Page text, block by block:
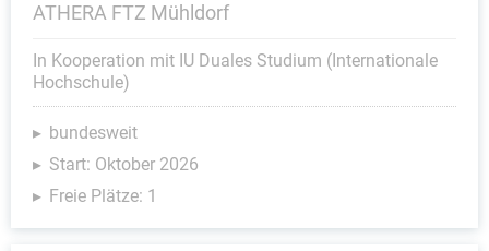
ATHERA FTZ Mühldorf
In Kooperation mit IU Duales Studium (Internationale
Hochschule)
bundesweit
Start: Oktober 2026
Freie Plätze: 1